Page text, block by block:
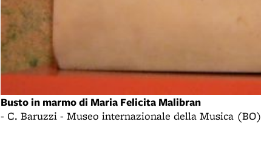
Busto in marmo di Maria Felicita Malibran
- C. Baruzzi - Museo internazionale della Musica (BO)